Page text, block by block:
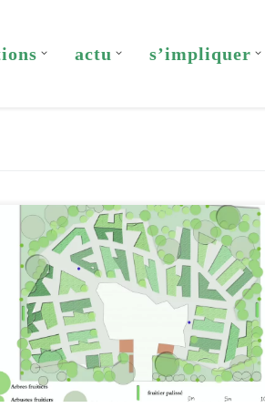
actu s’impliquer
[…]